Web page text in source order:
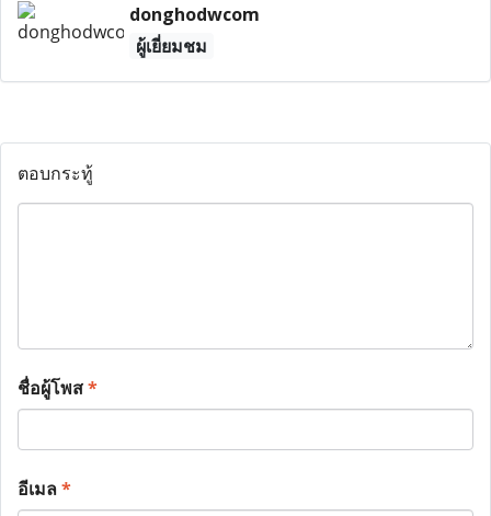
donghodwcom
ผู้เยี่ยมชม
ตอบกระทู้
ชื่อผู้โพส*
อีเมล*